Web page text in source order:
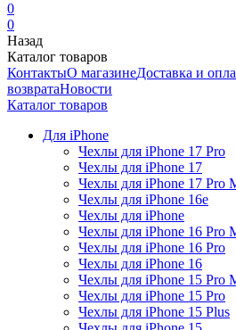
0
0
Назад
Каталог товаров
КонтактыО магазинеДоставка и
возвратаНовости
Каталог товаров
Для iPhone
Чехлы для iPhone 17 Pro
Чехлы для iPhone 17
Чехлы для iPhone 17 Pro
Чехлы для iPhone 16e
Чехлы для iPhone
Чехлы для iPhone 16 Pro
Чехлы для iPhone 16 Pro
Чехлы для iPhone 16
Чехлы для iPhone 15 Pro
Чехлы для iPhone 15 Pro
Чехлы для iPhone 15 Plus